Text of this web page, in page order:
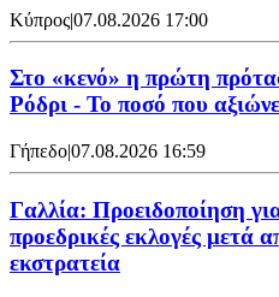
Κύπρος|07.08.2026 17:00
Στο «κενό» η πρώτη
Ρόδρι - Το ποσό που
Γήπεδο|07.08.2026 16:59
Γαλλία: Προειδοποίηση
προεδρικές εκλογές μετά
εκστρατεία